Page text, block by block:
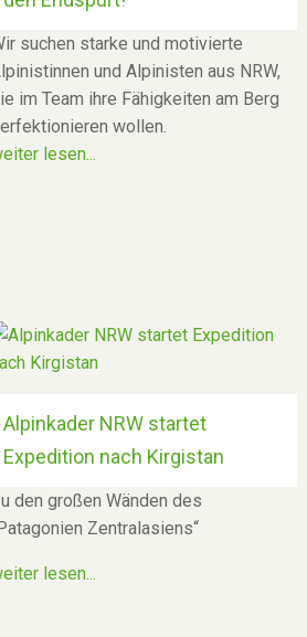
suchen starke und motivierte
und Alpinisten aus NRW,
im Team ihre Fähigkeiten am Berg
wollen.
lesen...
Alpinkader NRW startet
Expedition nach Kirgistan
den großen Wänden des
Zentralasiens“
lesen...